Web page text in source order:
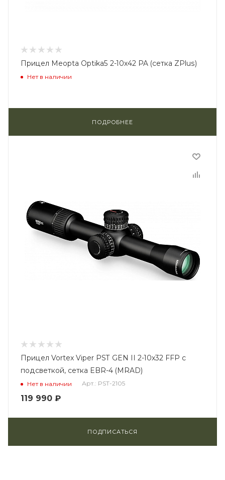
Прицел Meopta Optika5 2-10x42 PA (сетка ZPlus)
Нет в наличии
ПОДРОБНЕЕ
Прицел Vortex Viper PST GEN II 2-10x32 FFP с
подсветкой, сетка EBR-4 (MRAD)
Нет в наличии Арт.: PST-2105
119 990 ₽
ПОДПИСАТЬСЯ